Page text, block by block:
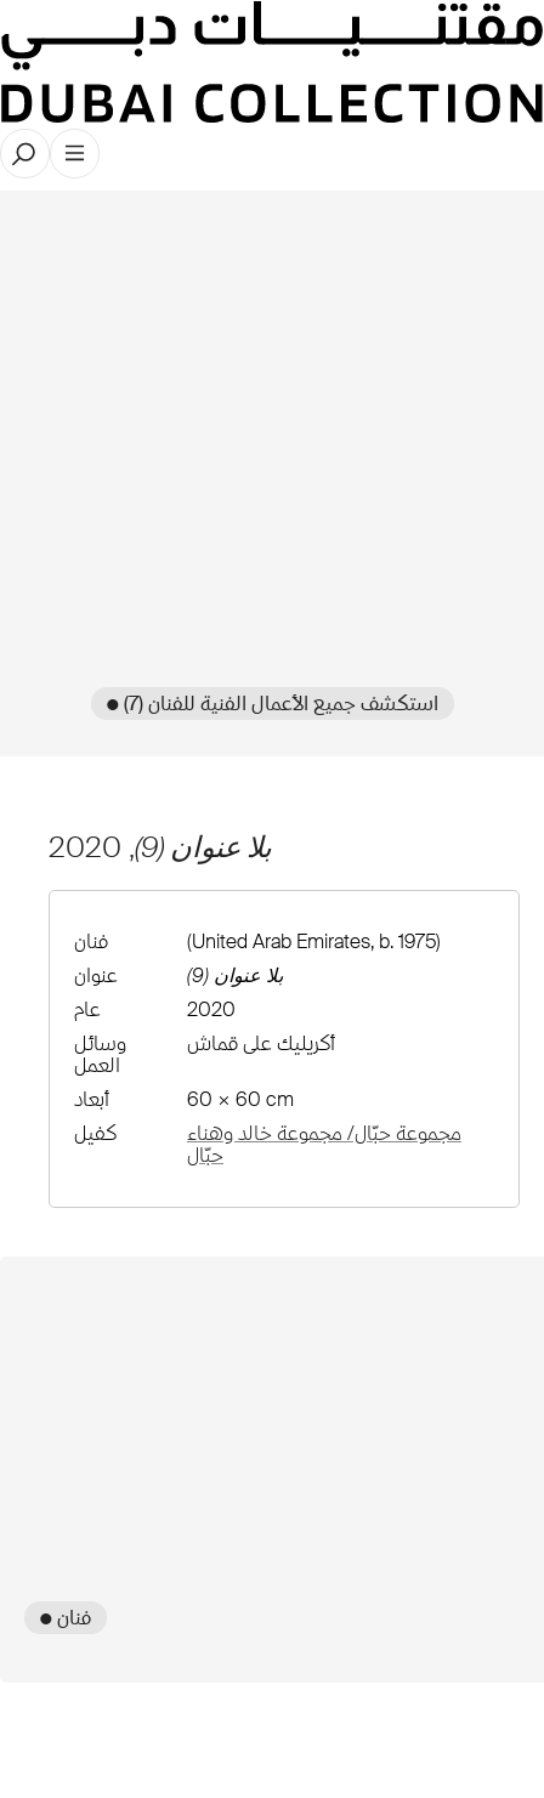
● استكشف جميع الأعمال الفنية للفنان (7)
بلا عنوان (9) , 2020
فنان
(United Arab Emirates, b. 1975)
عنوان
بلا عنوان (9)
عام
2020
وسائل
العمل
أكريليك على قماش
أبعاد
60 × 60 cm
كفيل
مجموعة حبّال/ مجموعة خالد وهناء
حبّال
● فنان